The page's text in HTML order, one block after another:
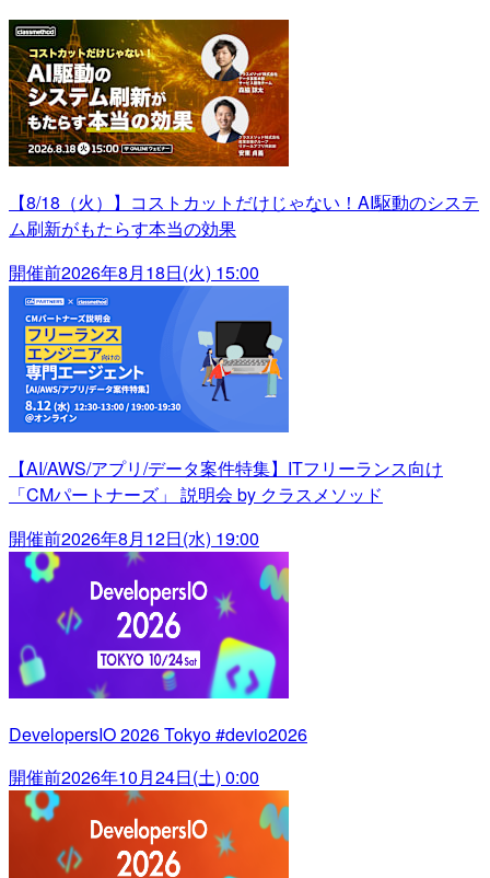
【8/18（火）】コストカットだけじゃない！AI駆動のシステ
ム刷新がもたらす本当の効果
開催前2026年8月18日(火) 15:00
【AI/AWS/アプリ/データ案件特集】ITフリーランス向け
「CMパートナーズ」 説明会 by クラスメソッド
開催前2026年8月12日(水) 19:00
DevelopersIO 2026 Tokyo #devio2026
開催前2026年10月24日(土) 0:00